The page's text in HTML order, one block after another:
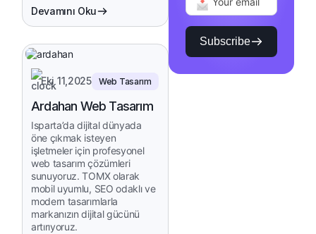
Devamını Oku
Eki 11,2025 Web Tasarım
Ardahan Web Tasarım
Isparta’da dijital dünyada
öne çıkmak isteyen
işletmeler için profesyonel
web tasarım çözümleri
sunuyoruz. TOMX olarak
mobil uyumlu, SEO odaklı ve
modern tasarımlarla
markanızın dijital gücünü
artırıyoruz.
Subscribe